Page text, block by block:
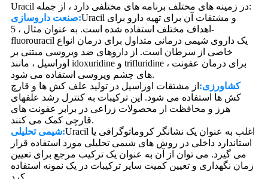
Uracil در زمینه های مختلف برنامه های مختلفی دارد ، از جمله:
صنعت داروسازی:Uracil و مشتقات آن برای تهیه دارو برای
اهداف مختلف استفاده شده است. به عنوان مثال ، 5-
fluorouracil یک داروی شیمی درمانی متداول برای درمان انواع
خاصی از سرطان است. از داروهای ضد ویروسی مبتنی بر
اوراسیل ، مانند idoxuridine و trifluridine ، برای درمان عفونت
های چشم ویروسی استفاده می شود.
کشاورزی: از مشتقات اوراسیل در تولید علف کش ها و قارچ
کش ها استفاده می شود. این ترکیبات به کنترل رشد علفهای
هرز و محافظت از محصولات زراعی در برابر عفونت های
قارچی کمک می کنند.
شیمی تحلیلی:Uracil اغلب به عنوان یک نشانگر کروماتوگرافی یا
استاندارد داخلی در روش های شیمی تحلیلی مورد استفاده قرار
می گیرد. می توان از آن به عنوان یک ترکیب مرجع برای تعیین
زمان نگهداری و تعیین کمیت سایر ترکیبات در یک نمونه استفاده
کرد.